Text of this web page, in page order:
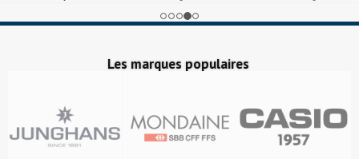
Les marques populaires